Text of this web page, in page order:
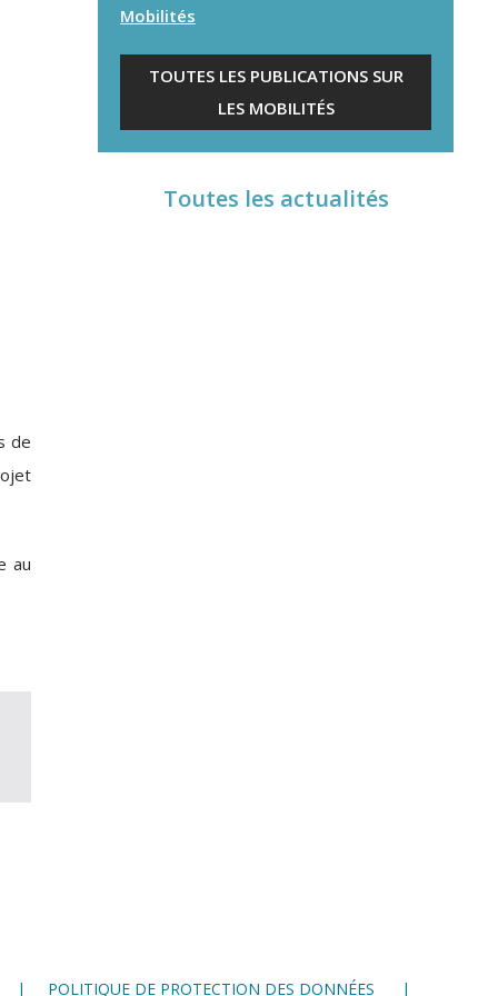
de
au
Mobilités
TOUTES LES PUBLICATIONS SUR
LES MOBILITÉS
Toutes les actualités
POLITIQUE DE PROTECTION DES DONNÉES